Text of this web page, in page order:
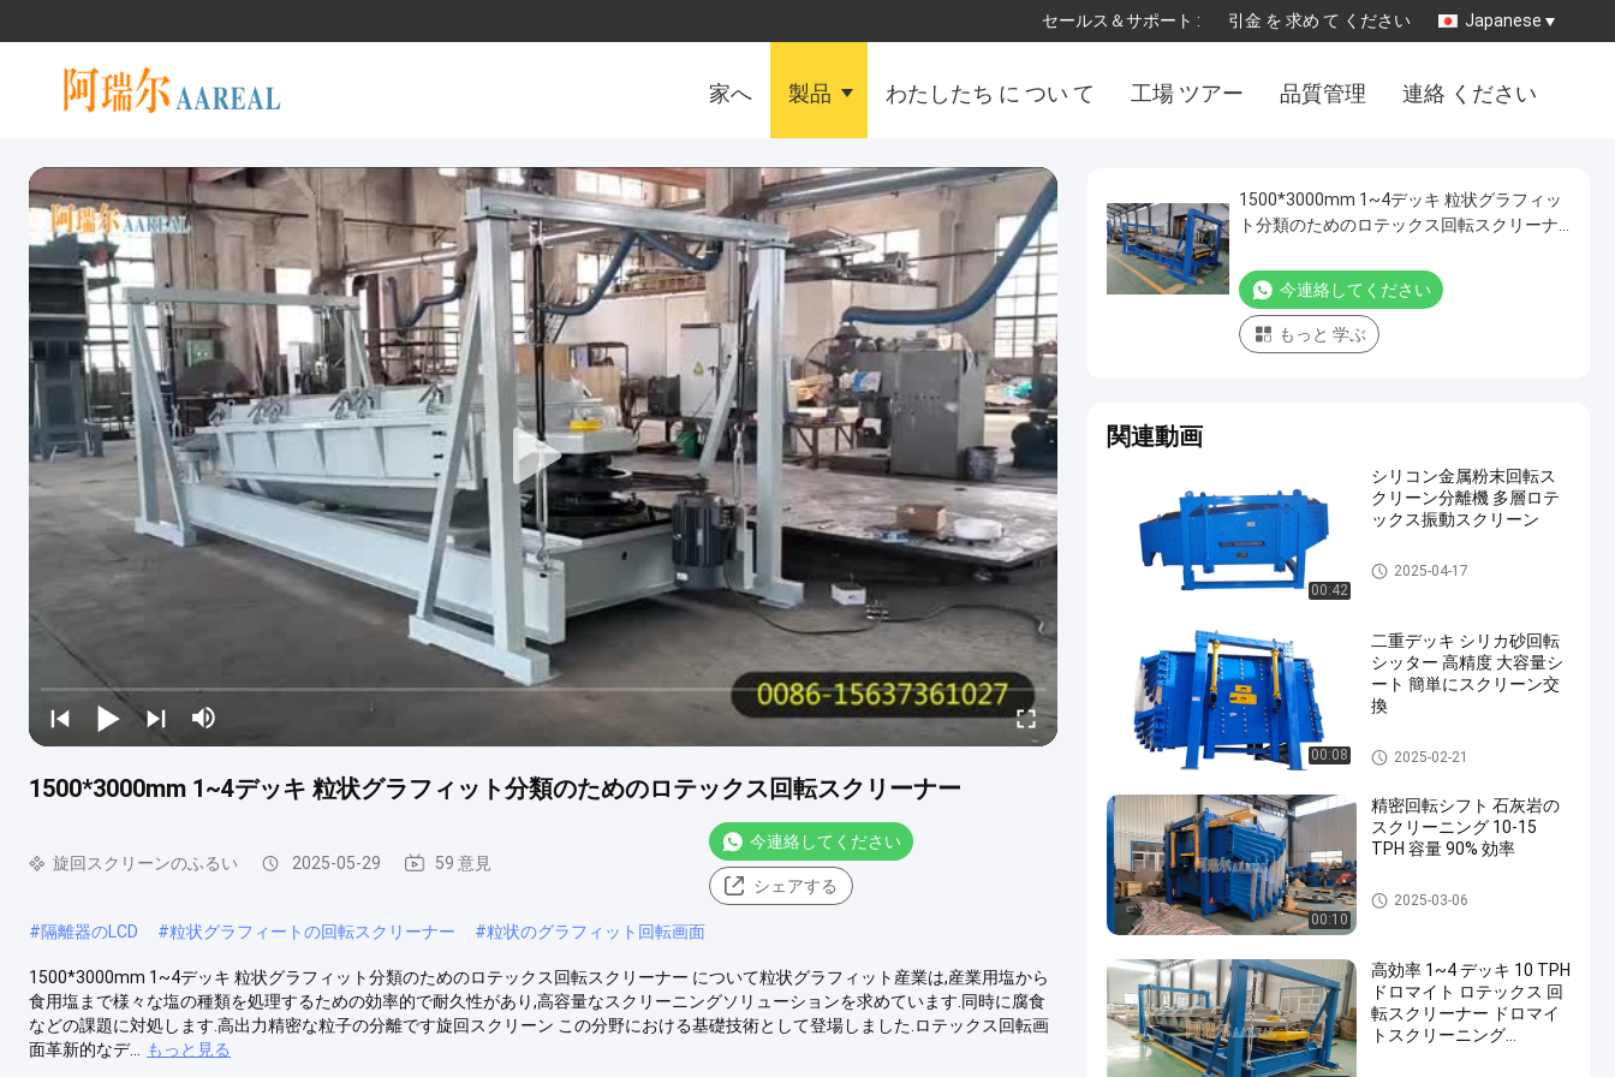
セールス＆サポート : 引金 を 求め て ください Japanese
家へ 製品 わたしたち に つい て 工場 ツアー 品質管理 連絡 ください
1500*3000mm 1~4デッキ 粒状グラフィット分類のためのロテックス回転スクリーナー
旋回スクリーンのふるい 2025-05-29 59 意見
今連絡してください
シェアする
#隔離器のLCD #粒状グラフィートの回転スクリーナー #粒状のグラフィット回転画面
1500*3000mm 1~4デッキ 粒状グラフィット分類のためのロテックス回転スクリーナー について粒状グラフィット産業は,産業用塩から
食用塩まで様々な塩の種類を処理するための効率的で耐久性があり,高容量なスクリーニングソリューションを求めています.同時に腐食
などの課題に対処します.高出力精密な粒子の分離です旋回スクリーン この分野における基礎技術として登場しました.ロテックス回転画
面革新的なデ...
もっと見る
1500*3000mm 1~4デッキ 粒状グラフィッ
ト分類のためのロテックス回転スクリーナ
今連絡してください
もっと 学ぶ
関連動画
00:42
シリコン金属粉末回転ス
クリーン分離機 多層ロテ
ックス振動スクリーン
旋回スクリーンのふるい
2025-04-17
00:08
二重デッキ シリカ砂回転
シッター 高精度 大容量シ
ート 簡単にスクリーン交
換
旋回スクリーンのふるい
2025-02-21
00:10
精密回転シフト 石灰岩の
スクリーニング 10-15
TPH 容量 90% 効率
旋回スクリーンのふるい
2025-03-06
高効率 1~4 デッキ 10 TPH
ドロマイト ロテックス 回
転スクリーナー ドロマイ
トスクリーニング